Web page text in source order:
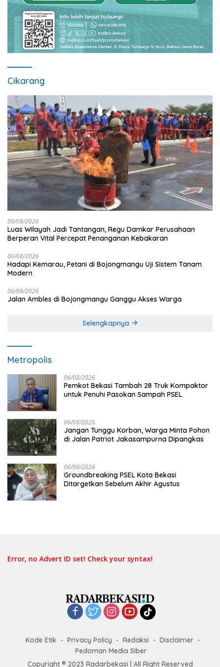
Cikarang
06/08/2026
Luas Wilayah Jadi Tantangan, Regu Damkar Perusahaan
Berperan Vital Percepat Penanganan Kebakaran
06/08/2026
Hadapi Kemarau, Petani di Bojongmangu Uji Sistem Tanam
Modern
06/08/2026
Jalan Ambles di Bojongmangu Ganggu Akses Warga
Selengkapnya
Metropolis
06/08/2026
Pemkot Bekasi Tambah 28 Truk Kompaktor
untuk Penuhi Pasokan Sampah PSEL
06/08/2026
Jangan Tunggu Korban, Warga Minta Pohon
di Jalan Patriot Jakasampurna Dipangkas
06/08/2026
Groundbreaking PSEL Kota Bekasi
Ditargetkan Sebelum Akhir Agustus
Error, no Advert ID set! Check your syntax!
Kode Etik Privacy Policy Redaksi
Disclaimer
Pedoman Media Siber
Copyright ® 2023 Radarbekasi | All Right Reserved